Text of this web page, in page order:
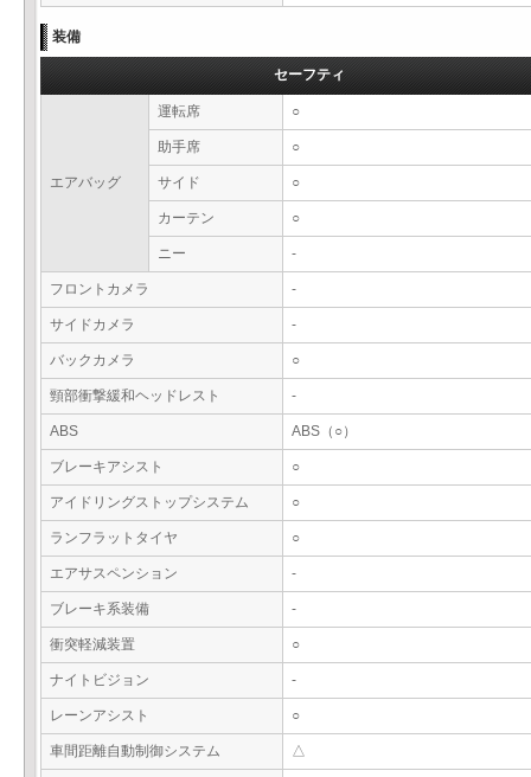
装備
セーフティ
エアバッグ
運転席 ○
助手席 ○
サイド ○
カーテン ○
ニー -
フロントカメラ -
サイドカメラ -
バックカメラ ○
頸部衝撃緩和ヘッドレスト -
ABS ABS（○）
ブレーキアシスト ○
アイドリングストップシステム ○
ランフラットタイヤ ○
エアサスペンション -
ブレーキ系装備 -
衝突軽減装置 ○
ナイトビジョン -
レーンアシスト ○
車間距離自動制御システム △